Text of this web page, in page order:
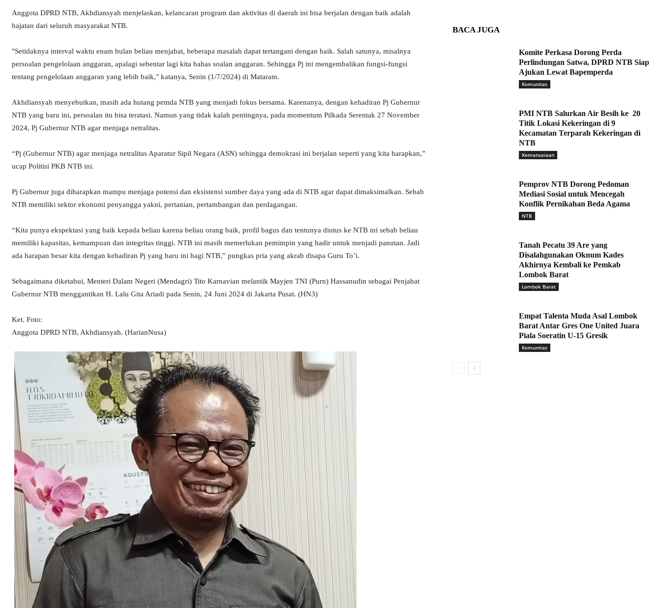
Anggota DPRD NTB, Akhdiansyah menjelaskan, kelancaran program dan aktivitas di daerah ini bisa berjalan dengan baik adalah
hajatan dari seluruh masyarakat NTB.
"Setidaknya interval waktu enam bulan beliau menjabat, beberapa masalah dapat tertangani dengan baik. Salah satunya, misalnya
persoalan pengelolaan anggaran, apalagi sebentar lagi kita bahas soalan anggaran. Sehingga Pj ini mengembalikan fungsi-fungsi
tentang pengelolaan anggaran yang lebih baik," katanya, Senin (1/7/2024) di Mataram.
Akhdiansyah menyebutkan, masih ada hutang pemda NTB yang menjadi fokus bersama. Karenanya, dengan kehadiran Pj Gubernur
NTB yang baru ini, persoalan itu bisa teratasi. Namun yang tidak kalah pentingnya, pada momentum Pilkada Serentak 27 November
2024, Pj Gubernur NTB agar menjaga netralitas.
“Pj (Gubernur NTB) agar menjaga netralitas Aparatur Sipil Negara (ASN) sehingga demokrasi ini berjalan seperti yang kita harapkan,”
ucap Politisi PKB NTB ini.
Pj Gubernur juga diharapkan mampu menjaga potensi dan eksistensi sumber daya yang ada di NTB agar dapat dimaksimalkan. Sebab
NTB memiliki sektor ekonomi penyangga yakni, pertanian, pertambangan dan perdagangan.
“Kita punya ekspektasi yang baik kepada beliau karena beliau orang baik, profil bagus dan tentunya diutus ke NTB ini sebab beliau
memiliki kapasitas, kemampuan dan integritas tinggi. NTB ini masih memerlukan pemimpin yang hadir untuk menjadi panutan. Jadi
ada harapan besar kita dengan kehadiran Pj yang baru ini bagi NTB,” pungkas pria yang akrab disapa Guru To’i.
Sebagaimana diketahui, Menteri Dalam Negeri (Mendagri) Tito Karnavian melantik Mayjen TNI (Purn) Hassanudin sebagai Penjabat
Gubernur NTB menggantikan H. Lalu Gita Ariadi pada Senin, 24 Juni 2024 di Jakarta Pusat. (HN3)
Ket. Foto:
Anggota DPRD NTB, Akhdiansyah. (HarianNusa)
BACA JUGA
Komite Perkasa Dorong Perda
Perlindungan Satwa, DPRD NTB Siap
Ajukan Lewat Bapemperda
Komunitas
PMI NTB Salurkan Air Besih ke 20
Titik Lokasi Kekeringan di 9
Kecamatan Terparah Kekeringan di
NTB
Kemanusiaan
Pemprov NTB Dorong Pedoman
Mediasi Sosial untuk Mencegah
Konflik Pernikahan Beda Agama
NTB
Tanah Pecatu 39 Are yang
Disalahgunakan Oknum Kades
Akhirnya Kembali ke Pemkab
Lombok Barat
Lombok Barat
Empat Talenta Muda Asal Lombok
Barat Antar Gres One United Juara
Piala Soeratin U-15 Gresik
Komunitas